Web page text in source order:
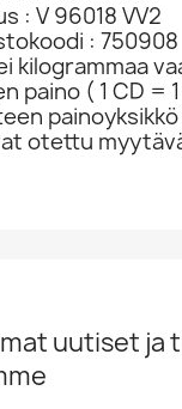
: V 96018 VV2
: 750908
kilogrammaa
paino ( 1 CD =
painoyksikkö
otettu
uutiset ja